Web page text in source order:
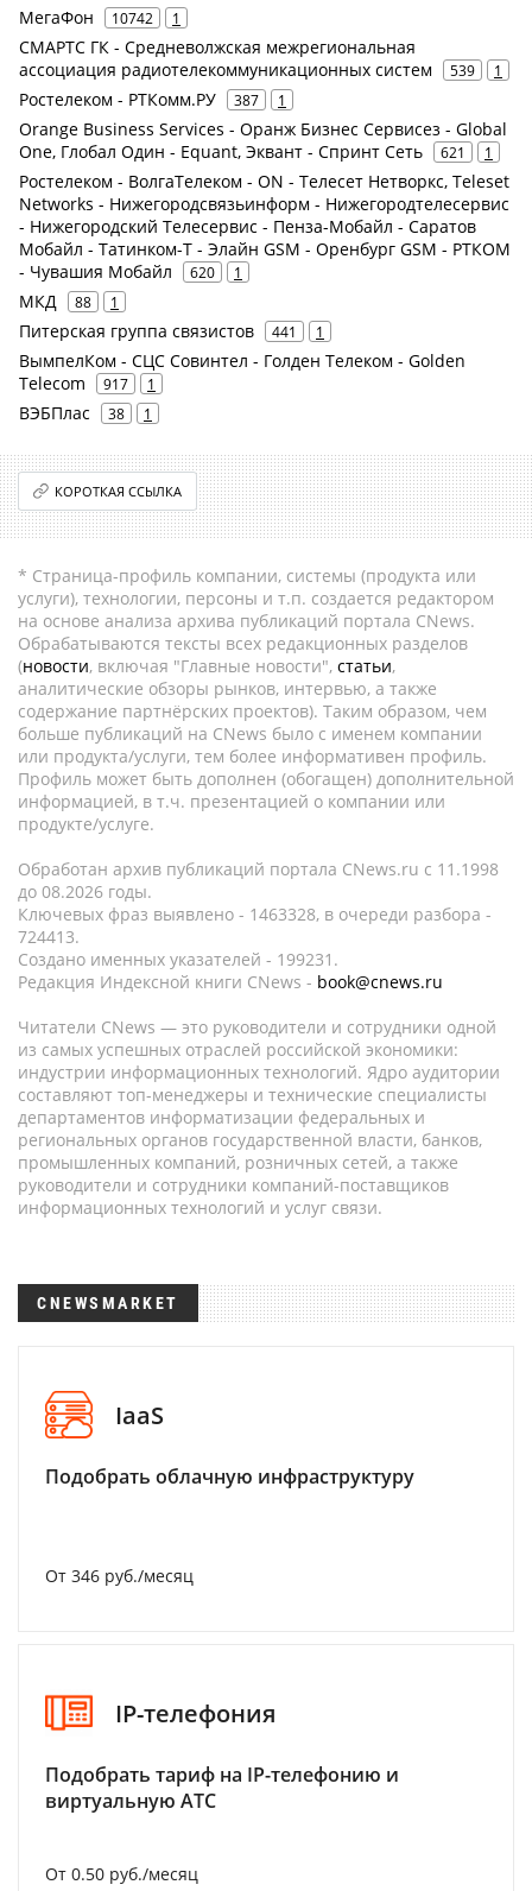
МегаФон 10742 1
СМАРТС ГК - Средневолжская межрегиональная
ассоциация радиотелекоммуникационных систем
539 1
Ростелеком - РТКомм.РУ 387 1
Orange Business Services - Оранж Бизнес Сервисез - Global
One, Глобал Один - Equant, Эквант - Спринт Сеть
621 1
Ростелеком - ВолгаТелеком - ON - Телесет Нетворкс, Teleset
Networks - Нижегородсвязьинформ - Нижегородтелесервис
- Нижегородский Телесервис - Пенза-Мобайл - Саратов
Мобайл - Татинком-Т - Элайн GSM - Оренбург GSM - РТКОМ
- Чувашия Мобайл
620 1
МКД 88 1
Питерская группа связистов 441 1
ВымпелКом - СЦС Совинтел - Голден Телеком - Golden
Telecom
917 1
ВЭБПлас 38 1
КОРОТКАЯ ССЫЛКА
* Страница-профиль компании, системы (продукта или
услуги), технологии, персоны и т.п. создается редактором
на основе анализа архива публикаций портала CNews.
Обрабатываются тексты всех редакционных разделов
(новости, включая "Главные новости", статьи,
аналитические обзоры рынков, интервью, а также
содержание партнёрских проектов). Таким образом, чем
больше публикаций на CNews было с именем компании
или продукта/услуги, тем более информативен профиль.
Профиль может быть дополнен (обогащен) дополнительной
информацией, в т.ч. презентацией о компании или
продукте/услуге.
Обработан архив публикаций портала CNews.ru c 11.1998
до 08.2026 годы.
Ключевых фраз выявлено - 1463328, в очереди разбора -
724413.
Создано именных указателей - 199231.
Редакция Индексной книги CNews - book@cnews.ru
Читатели CNews — это руководители и сотрудники одной
из самых успешных отраслей российской экономики:
индустрии информационных технологий. Ядро аудитории
составляют топ-менеджеры и технические специалисты
департаментов информатизации федеральных и
региональных органов государственной власти, банков,
промышленных компаний, розничных сетей, а также
руководители и сотрудники компаний-поставщиков
информационных технологий и услуг связи.
CNEWSMARKET
IaaS
Подобрать облачную инфраструктуру
От 346 руб./месяц
IP-телефония
Подобрать тариф на IP-телефонию и
виртуальную АТС
От 0.50 руб./месяц